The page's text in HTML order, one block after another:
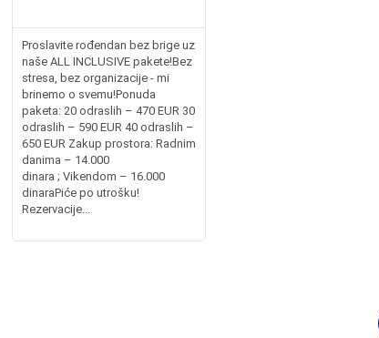
Proslavite rođendan bez brige uz
naše ALL INCLUSIVE pakete!Bez
stresa, bez organizacije - mi
brinemo o svemu!Ponuda
paketa: 20 odraslih – 470 EUR 30
odraslih – 590 EUR 40 odraslih –
650 EUR Zakup prostora: Radnim
danima – 14.000
dinara ; Vikendom – 16.000
dinaraPiće po utrošku!
Rezervacije...